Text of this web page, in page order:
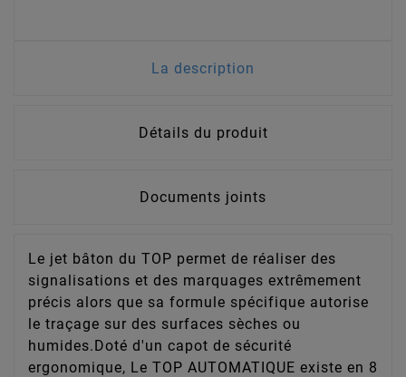
La description
Détails du produit
Documents joints
Le jet bâton du TOP permet de réaliser des
signalisations et des marquages extrêmement
précis alors que sa formule spécifique autorise
le traçage sur des surfaces sèches ou
humides.Doté d'un capot de sécurité
ergonomique, Le TOP AUTOMATIQUE existe en 8